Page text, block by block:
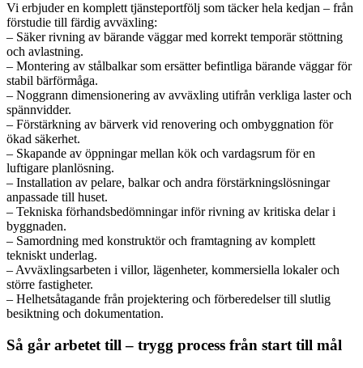
Vi erbjuder en komplett tjänsteportfölj som täcker hela kedjan – från
förstudie till färdig avväxling:
– Säker rivning av bärande väggar med korrekt temporär stöttning
och avlastning.
– Montering av stålbalkar som ersätter befintliga bärande väggar för
stabil bärförmåga.
– Noggrann dimensionering av avväxling utifrån verkliga laster och
spännvidder.
– Förstärkning av bärverk vid renovering och ombyggnation för
ökad säkerhet.
– Skapande av öppningar mellan kök och vardagsrum för en
luftigare planlösning.
– Installation av pelare, balkar och andra förstärkningslösningar
anpassade till huset.
– Tekniska förhandsbedömningar inför rivning av kritiska delar i
byggnaden.
– Samordning med konstruktör och framtagning av komplett
tekniskt underlag.
– Avväxlingsarbeten i villor, lägenheter, kommersiella lokaler och
större fastigheter.
– Helhetsåtagande från projektering och förberedelser till slutlig
besiktning och dokumentation.
Så går arbetet till – trygg process från start till mål